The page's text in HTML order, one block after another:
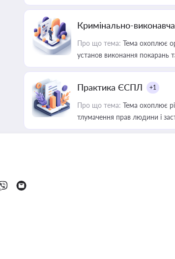
Кримінально-
Про що тема: Тема охоплює
установ виконання покарань
Практика ЄСПЛ +1
Про що тема: Тема охоплює
тлумачення прав людини і